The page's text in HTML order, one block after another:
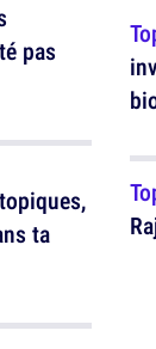
pas
ta